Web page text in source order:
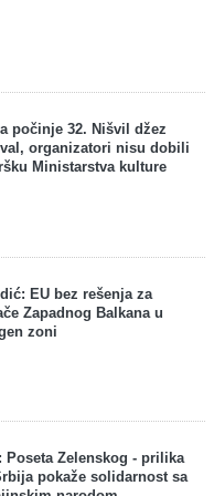
počinje 32. Nišvil džez
organizatori nisu dobili
Ministarstva kulture
EU bez rešenja za
Zapadnog Balkana u
zoni
Poseta Zelenskog - prilika
pokaže solidarnost sa